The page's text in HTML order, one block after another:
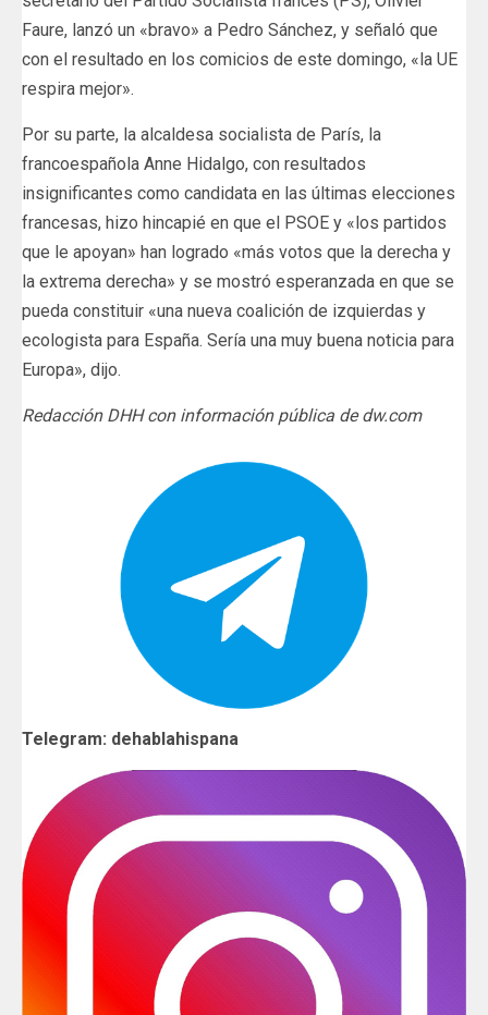
Faure, lanzó un «bravo» a Pedro Sánchez, y señaló que
con el resultado en los comicios de este domingo, «la UE
respira mejor».
Por su parte, la alcaldesa socialista de París, la
francoespañola Anne Hidalgo, con resultados
insignificantes como candidata en las últimas elecciones
francesas, hizo hincapié en que el PSOE y «los partidos
que le apoyan» han logrado «más votos que la derecha y
la extrema derecha» y se mostró esperanzada en que se
pueda constituir «una nueva coalición de izquierdas y
ecologista para España. Sería una muy buena noticia para
Europa», dijo.
Redacción DHH con información pública de dw.com
Telegram: dehablahispana